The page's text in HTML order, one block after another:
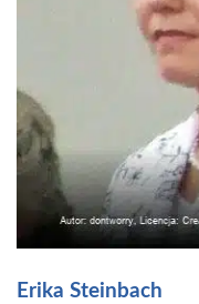
Erika Steinbach